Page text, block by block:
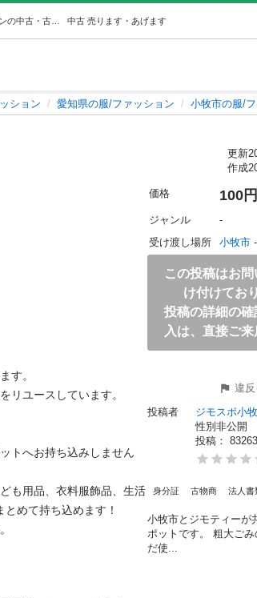
中古 売ります・あげます
ション 愛知県の服/ファッション 小牧市の服/
更新
作成
す。
リユースしています。
トへお持ち込みしません
も用品、衣料服飾品、生活
めて持ち込めます！
価格 100円
ジャンル
-
受け渡し場所
小牧市
この投稿はお
け付けてお
投稿の詳細の
入は、直接ご来
違
投稿者
ジモスポ小牧
性別非公開
投稿： 83263
身分証 古物商 法人書
小牧市とジモティーが
ポットです。 粗⼤ごみ
だ使...